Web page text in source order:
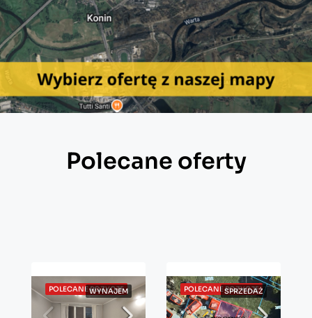
Polecane oferty
POLECANE POZYCJE
WYNAJEM POLECANE POZYCJE
SPRZEDAŻ